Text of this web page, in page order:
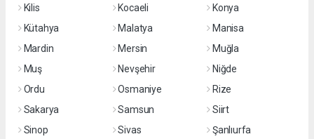
Kilis
Kocaeli
Konya
Kütahya
Malatya
Manisa
Mardin
Mersin
Muğla
Muş
Nevşehir
Niğde
Ordu
Osmaniye
Rize
Sakarya
Samsun
Siirt
Sinop
Sivas
Şanlıurfa